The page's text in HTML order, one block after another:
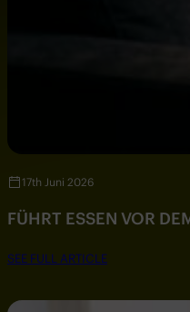
17th Juni 2026
FÜHRT ESSEN VOR
SEE FULL ARTICLE